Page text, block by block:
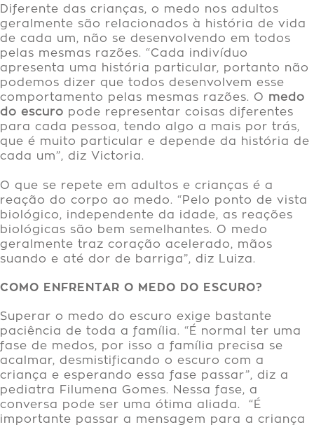
Diferente das crianças, o medo nos adultos
geralmente são relacionados à história de vida
de cada um, não se desenvolvendo em todos
pelas mesmas razões. “Cada indivíduo
apresenta uma história particular, portanto não
podemos dizer que todos desenvolvem esse
comportamento pelas mesmas razões. O medo
do escuro pode representar coisas diferentes
para cada pessoa, tendo algo a mais por trás,
que é muito particular e depende da história de
cada um”, diz Victoria.
O que se repete em adultos e crianças é a
reação do corpo ao medo. “Pelo ponto de vista
biológico, independente da idade, as reações
biológicas são bem semelhantes. O medo
geralmente traz coração acelerado, mãos
suando e até dor de barriga”, diz Luiza.
COMO ENFRENTAR O MEDO DO ESCURO?
Superar o medo do escuro exige bastante
paciência de toda a família. “É normal ter uma
fase de medos, por isso a família precisa se
acalmar, desmistificando o escuro com a
criança e esperando essa fase passar”, diz a
pediatra Filumena Gomes. Nessa fase, a
conversa pode ser uma ótima aliada. “É
importante passar a mensagem para a criança